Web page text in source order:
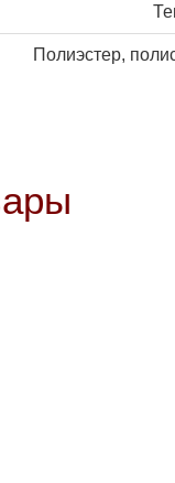
Полиэстер,